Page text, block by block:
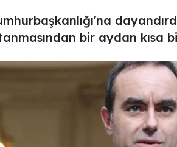
bir aydan kısa